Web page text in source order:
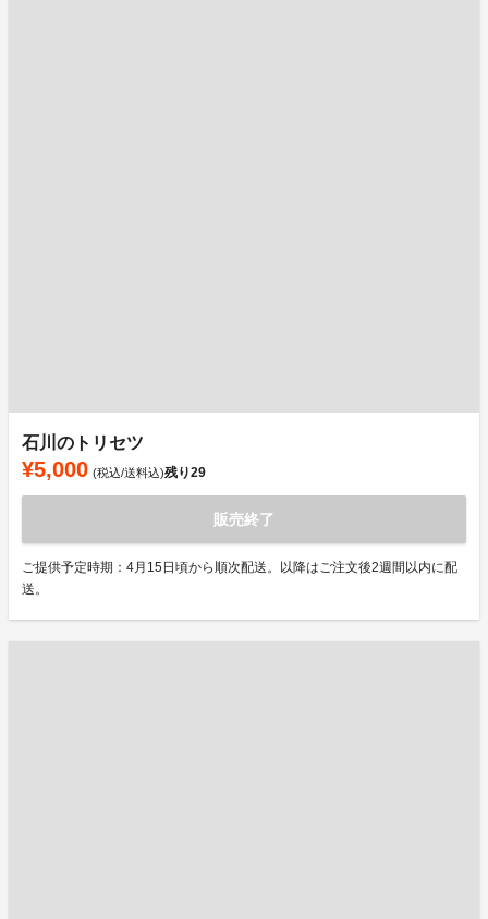
石川のトリセツ
¥5,000 (税込/送料込)残り29
販売終了
ご提供予定時期：4月15日頃から順次配送。以降はご注文後2週間以内に配
送。